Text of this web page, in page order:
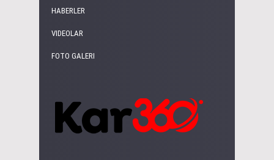
HABERLER
VIDEOLAR
FOTO GALERI